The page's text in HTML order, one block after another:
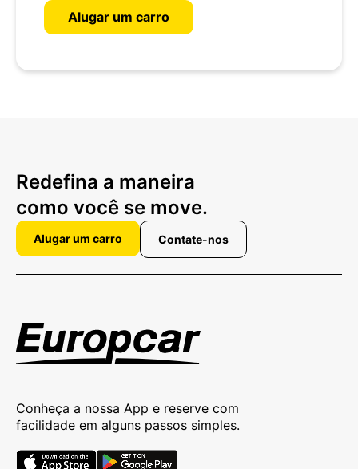
Alugar um carro
Redefina a maneira
como você se move.
Alugar um carro Contate-nos
Conheça a nossa App e reserve com
facilidade em alguns passos simples.